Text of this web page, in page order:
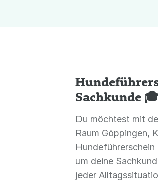
Sachkunde
Du möchtest mit
Raum Göppingen,
um deine
jeder